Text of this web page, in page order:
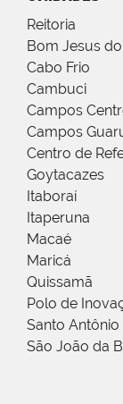
Reitoria
Bom Jesus
Cabo Frio
Cambuci
Campos
Campos
Centro de
Goytacazes
Itaboraí
Itaperuna
Macaé
Maricá
Quissamã
Polo de
Santo Antônio
São João da